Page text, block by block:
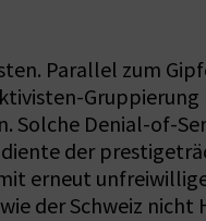
Parallel zum
Denial-of-
der
erneut
der Schweiz nicht